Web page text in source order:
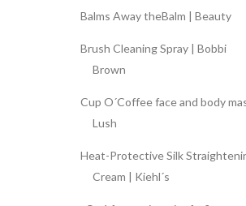
Balms Away theBalm | Beauty
Brush Cleaning Spray | Bobbi
Brown
Cup O´Coffee face and body
Lush
Heat-Protective Silk
Cream | Kiehl´s